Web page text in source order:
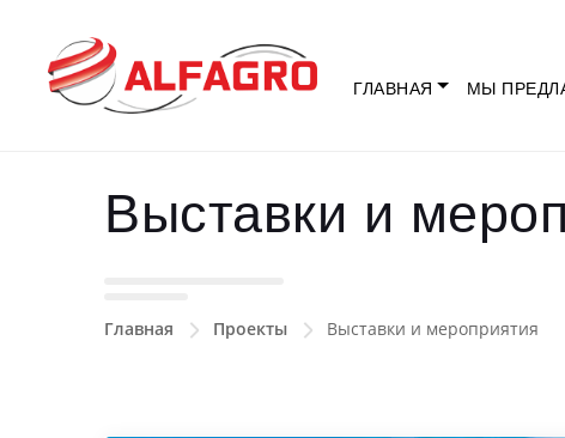
ГЛАВНАЯ МЫ
Выставки и
Главная Проекты Выставки и мероприятия